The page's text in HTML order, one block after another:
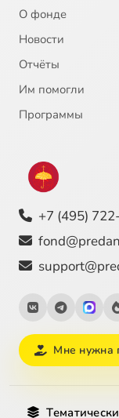
О фонде
Новости
Отчёты
Им помогли
Программы
+7 (495)
Мне нужна